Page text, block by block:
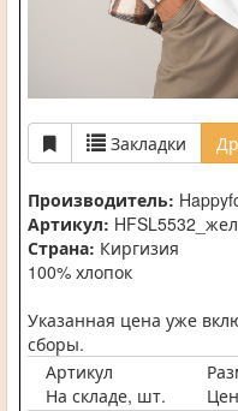
Закладки
Производитель:
Артикул:
Страна: Киргизия
100% хлопок
Указанная цена уже
сборы.
Артикул
На складе, шт.